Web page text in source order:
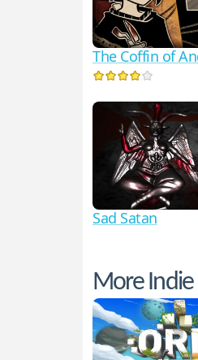
The Coffin of
Sad Satan
More Indie